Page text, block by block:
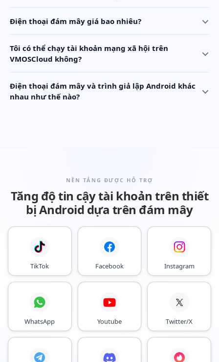
Điện thoại đám mây giá bao nhiêu?
Tôi có thể chạy tài khoản mạng xã hội trên
VMOSCloud không?
Điện thoại đám mây và trình giả lập Android khác
nhau như thế nào?
NỀN TẢNG ĐƯỢC HỖ TRỢ
Tăng độ tin cậy tài khoản trên thiết
bị Android dựa trên đám mây
TikTok Facebook Instagram
WhatsApp Youtube Twitter/X